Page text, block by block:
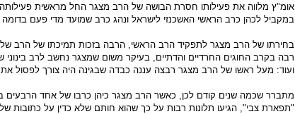
אומ"ץ מלווה את פעילותו חסרת הבושה של הרב מצגר החל מראשית
במקביל לכהן כרב הראשי האשכנזי לישראל ונהג כרב שמועד מדי פעם בדומה
בחירתו של הרב מצגר לתפקיד הרב הראשי, הרבה בזכות תמיכתו של הרב
רבה בקרב החוגים החרדיים והדתיים, בעיקר משום שמצגר נחשב לרב בינוני
ועוד: מעל ראשו של הרב מצגר רבצה עננה כבדה שבגינה היה צורך לפסול את
מתברר שכמה שנים קודם לכן, כאשר הרב מצגר כיהן כרבו של אחד הרבעים
"תפארת צבי", הגיעו תלונות רבות על כך שהוא חותם שלא כדין על כתובות של